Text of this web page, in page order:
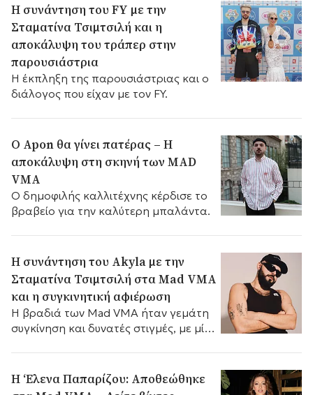
Η συνάντηση του FY με την
Σταματίνα Τσιμτσιλή και η
αποκάλυψη του τράπερ στην
παρουσιάστρια
Η έκπληξη της παρουσιάστριας και ο
διάλογος που είχαν με τον FY.
Ο Apon θα γίνει πατέρας – Η
αποκάλυψη στη σκηνή των MAD
VMA
Ο δημοφιλής καλλιτέχνης κέρδισε το
βραβείο για την καλύτερη μπαλάντα.
Η συνάντηση του Akyla με την
Σταματίνα Τσιμτσιλή στα Mad VMA
και η συγκινητική αφιέρωση
Η βραδιά των Mad VMA ήταν γεμάτη
συγκίνηση και δυνατές στιγμές, με μία
Η ‘Ελενα Παπαρίζου: Αποθεώθηκε